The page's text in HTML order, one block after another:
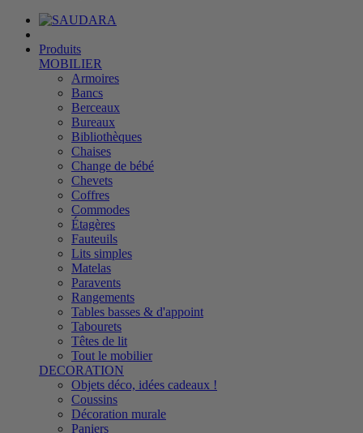
Produits
MOBILIER
Armoires
Bancs
Berceaux
Bureaux
Bibliothèques
Chaises
Change de bébé
Chevets
Coffres
Commodes
Étagères
Fauteuils
Lits simples
Matelas
Paravents
Rangements
Tables basses & d'appoint
Tabourets
Têtes de lit
Tout le mobilier
DECORATION
Objets déco, idées cadeaux !
Coussins
Décoration murale
Paniers